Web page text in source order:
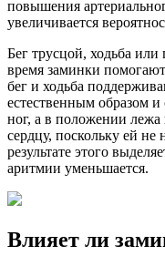
повышения
увеличивается
Бег трусцой, ходьба
время заминки
бег и ходьба
естественным образом
ног, а в положении лежа
сердцу, поскольку ей
результате этого
аритмии уменьшается.
Влияет ли